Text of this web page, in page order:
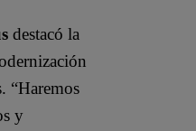
destacó la
“Haremos
y